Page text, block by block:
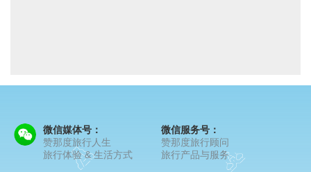
微信媒体号：
赞那度旅行人生
旅行体验 & 生活方式
微信服务号：
赞那度旅行顾问
旅行产品与服务